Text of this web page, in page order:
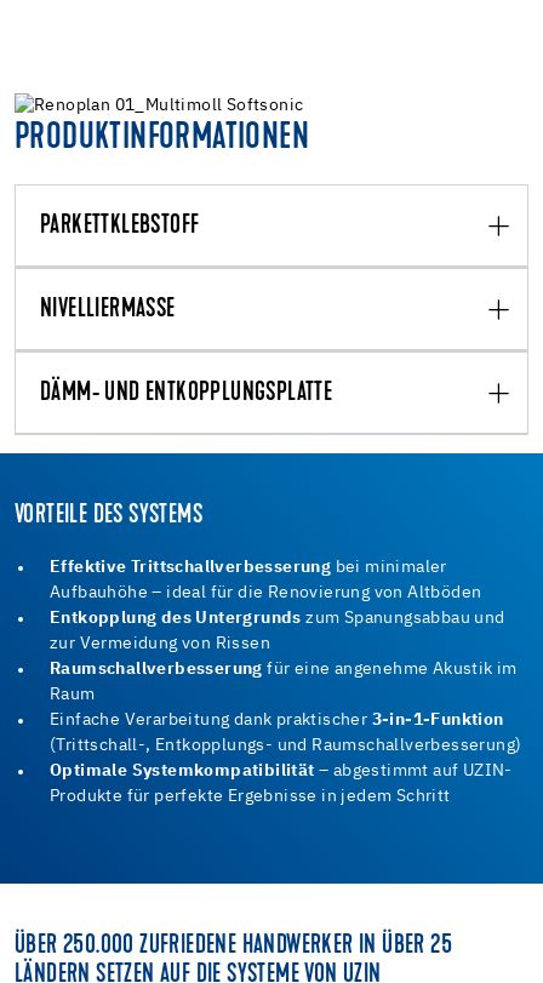
PRODUKTINFORMATIONEN
PARKETTKLEBSTOFF
NIVELLIERMASSE
DÄMM- UND ENTKOPPLUNGSPLATTE
VORTEILE DES SYSTEMS
Effektive Trittschallverbesserung bei minimaler
Aufbauhöhe – ideal für die Renovierung von Altböden
Entkopplung des Untergrunds zum Spanungsabbau und
zur Vermeidung von Rissen
Raumschallverbesserung für eine angenehme Akustik im
Raum
Einfache Verarbeitung dank praktischer 3-in-1-Funktion
(Trittschall-, Entkopplungs- und Raumschallverbesserung)
Optimale Systemkompatibilität – abgestimmt auf UZIN-
Produkte für perfekte Ergebnisse in jedem Schritt
ÜBER 250.000 ZUFRIEDENE HANDWERKER IN ÜBER 25
LÄNDERN SETZEN AUF DIE SYSTEME VON UZIN